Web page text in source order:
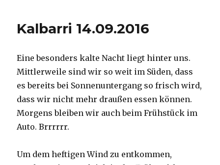
Kalbarri 14.09.2016
Eine besonders kalte Nacht liegt hinter uns.
Mittlerweile sind wir so weit im Süden, dass
es bereits bei Sonnenuntergang so frisch wird,
dass wir nicht mehr draußen essen können.
Morgens bleiben wir auch beim Frühstück im
Auto. Brrrrrr.
Um dem heftigen Wind zu entkommen,